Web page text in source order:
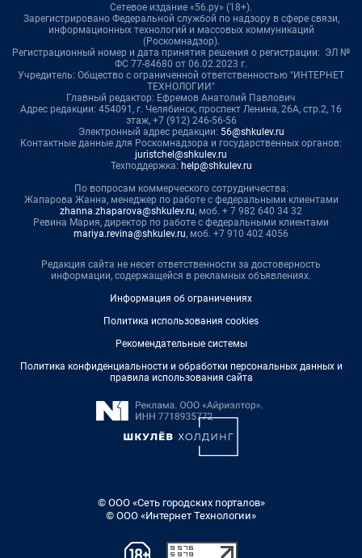
Сетевое издание «56.ру» (18+).
Зарегистрировано Федеральной службой по надзору в сфере связи,
информационных технологий и массовых коммуникаций
(Роскомнадзор).
Регистрационный номер и дата принятия решения о регистрации: ЭЛ №
ФС 77-84680 от 06.02.2023 г.
Учредитель: Общество с ограниченной ответственностью "ИНТЕРНЕТ
ТЕХНОЛОГИИ"
Главный редактор: Ефремов Анатолий Павлович
Адрес редакции: 454091, г. Челябинск, проспект Ленина, 26А, стр.2, 16
этаж, +7 (912) 246-56-56
Электронный адрес редакции: 56@shkulev.ru
Контактные данные для Роскомнадзора и государственных органов:
juristchel@shkulev.ru
Техподдержка: help@shkulev.ru
По вопросам коммерческого сотрудничества:
Жапарова Жанна, менеджер по работе с федеральными клиентами
zhanna.zhaparova@shkulev.ru, моб. + 7 982 640 34 32
Ревина Мария, директор по работе с федеральными клиентами
mariya.revina@shkulev.ru, моб. +7 910 402 4056
Редакция сайта не несет ответственности за достоверность
информации, содержащейся в рекламных объявлениях.
Информация об ограничениях
Политика использования cookies
Рекомендательные системы
Политика конфиденциальности и обработки персональных данных и
правила использования сайта
© ООО «Сеть городских порталов»
© ООО «Интернет Технологии»